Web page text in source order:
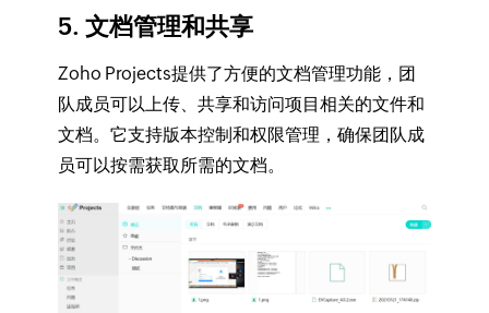
5. 文档管理和共享
Zoho Projects提供了方便的文档管理功能，团
队成员可以上传、共享和访问项目相关的文件和
文档。它支持版本控制和权限管理，确保团队成
员可以按需获取所需的文档。